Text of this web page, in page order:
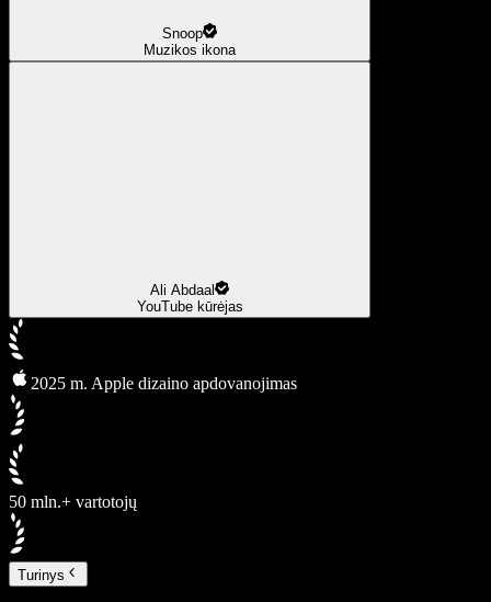
Snoop
Muzikos ikona
Ali Abdaal
YouTube kūrėjas
2025 m. Apple dizaino apdovanojimas
50 mln.+ vartotojų
Turinys